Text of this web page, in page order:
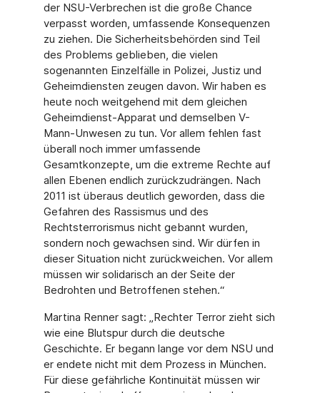
der NSU-Verbrechen ist die große Chance
verpasst worden, umfassende Konsequenzen
zu ziehen. Die Sicherheitsbehörden sind Teil
des Problems geblieben, die vielen
sogenannten Einzelfälle in Polizei, Justiz und
Geheimdiensten zeugen davon. Wir haben es
heute noch weitgehend mit dem gleichen
Geheimdienst-Apparat und demselben V-
Mann-Unwesen zu tun. Vor allem fehlen fast
überall noch immer umfassende
Gesamtkonzepte, um die extreme Rechte auf
allen Ebenen endlich zurückzudrängen. Nach
2011 ist überaus deutlich geworden, dass die
Gefahren des Rassismus und des
Rechtsterrorismus nicht gebannt wurden,
sondern noch gewachsen sind. Wir dürfen in
dieser Situation nicht zurückweichen. Vor allem
müssen wir solidarisch an der Seite der
Bedrohten und Betroffenen stehen.“
Martina Renner sagt: „Rechter Terror zieht sich
wie eine Blutspur durch die deutsche
Geschichte. Er begann lange vor dem NSU und
er endete nicht mit dem Prozess in München.
Für diese gefährliche Kontinuität müssen wir